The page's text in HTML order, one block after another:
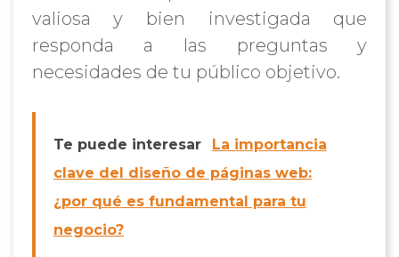
valiosa y bien investigada que
responda a las preguntas y
necesidades de tu público objetivo.
Te puede interesar
La importancia
clave del diseño de páginas web:
¿por qué es fundamental para tu
negocio?